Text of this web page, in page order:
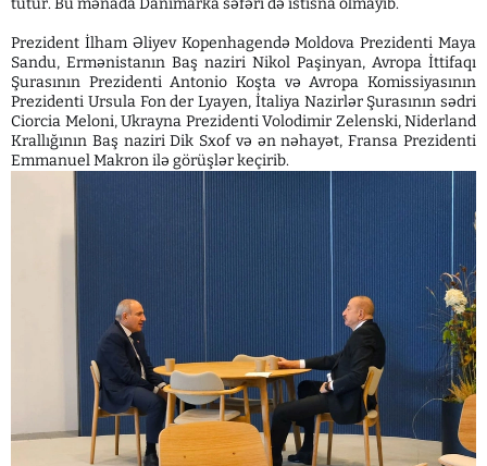
tutur. Bu mənada Danimarka səfəri də istisna olmayıb.
Prezident İlham Əliyev Kopenhagendə Moldova Prezidenti Maya
Sandu, Ermənistanın Baş naziri Nikol Paşinyan, Avropa İttifaqı
Şurasının Prezidenti Antonio Koşta və Avropa Komissiyasının
Prezidenti Ursula Fon der Lyayen, İtaliya Nazirlər Şurasının sədri
Ciorcia Meloni, Ukrayna Prezidenti Volodimir Zelenski, Niderland
Krallığının Baş naziri Dik Sxof və ən nəhayət, Fransa Prezidenti
Emmanuel Makron ilə görüşlər keçirib.